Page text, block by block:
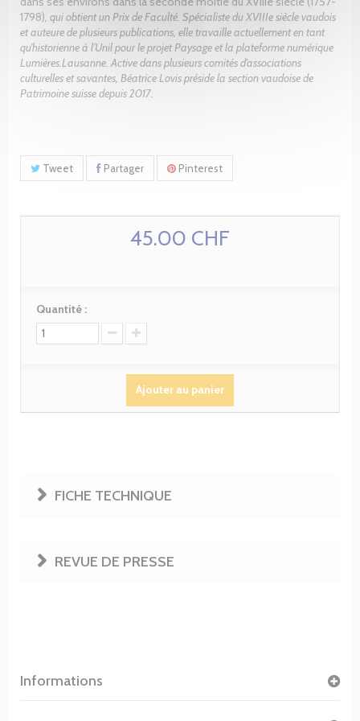
1798) , qui obtient un Prix de Faculté. Spécialiste du XVIIIe siècle vaudois
et auteure de plusieurs publications, elle travaille actuellement en tant
qu’historienne à l’Unil pour le projet Paysage et la plateforme numérique
Lumières.Lausanne. Active dans plusieurs comités d’associations
culturelles et savantes, Béatrice Lovis préside la section vaudoise de
Patrimoine suisse depuis 2017.
Tweet Partager Pinterest
45.00 CHF
Quantité :
Ajouter au panier
FICHE TECHNIQUE
REVUE DE PRESSE
Informations